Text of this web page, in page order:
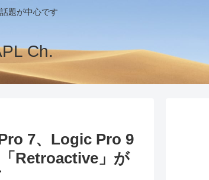
題が中心です
Ch.
7、Logic Pro 9
Retroactive」が